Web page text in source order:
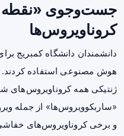
جست‌وجوی
کروناویروس‌ها
دانشمندان دانشگاه کمبریج
هوش مصنوعی استفاده کردند.
ژنتیکی همه کروناویروس‌های
و برخی کروناویروس‌های